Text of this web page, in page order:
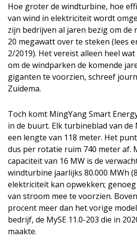
Hoe groter de windturbine, hoe
van wind in elektriciteit wordt
zijn bedrijven al jaren bezig om de
20 megawatt over te steken (lees
2/2019). Het vereist alleen heel
om de windparken de komende
giganten te voorzien, schreef
Zuidema.
Toch komt MingYang Smart
in de buurt. Elk turbineblad van de
een lengte van 118 meter. Het
dus per rotatie ruim 740 meter af.
capaciteit van 16 MW is de
windturbine jaarlijks 80.000 MWh
elektriciteit kan opwekken; genoeg
van stroom mee te voorzien.
procent meer dan het vorige
bedrijf, de MySE 11.0-203 die in
maakte.